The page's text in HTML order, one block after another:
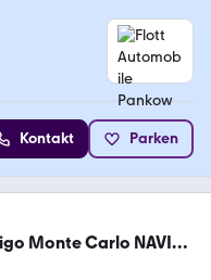
Kontakt Parken
Monte Carlo NAVI